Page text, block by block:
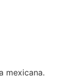
mexicana.